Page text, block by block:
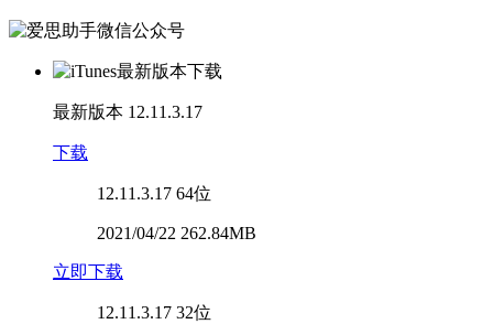
最新版本 12.11.3.17
下载
12.11.3.17 64位
2021/04/22 262.84MB
立即下载
12.11.3.17 32位